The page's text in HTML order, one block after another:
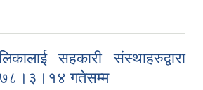
सहकारी संस्थाहरुद्वारा
गतेसम्म